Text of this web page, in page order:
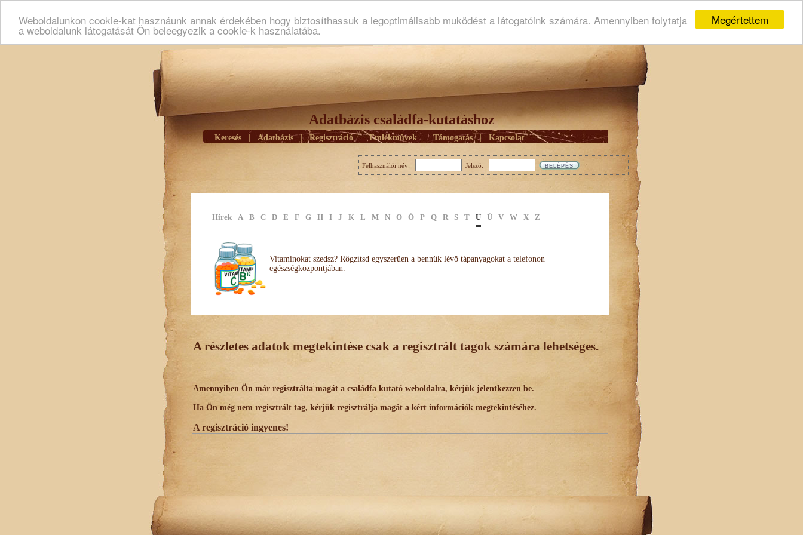
Megértettem
Weboldalunkon cookie-kat hasznáunk annak érdekében hogy biztosíthassuk a legoptimálisabb muködést a látogatóink számára. Amennyiben folytatja
a weboldalunk látogatását Ön beleegyezik a cookie-k használatába.
Adatbázis családfa-kutatáshoz
Keresés Adatbázis | Regisztráció | Emlékmûvek | Támogatás | Kapcsolat
Felhasználói név: Jelszó:
Hírek A B C D E F G H I J K L M N O Ö P Q R S T U Ü V W X Z
Vitaminokat szedsz? Rögzítsd egyszerüen a bennük lévö tápanyagokat a telefonon
egészségközpontjában.
A részletes adatok megtekintése csak a regisztrált tagok számára lehetséges.
Amennyiben Ön már regisztrálta magát a családfa kutató weboldalra, kérjük jelentkezzen be.
Ha Ön még nem regisztrált tag, kérjük regisztrálja magát a kért információk megtekintéséhez.
A regisztráció ingyenes!